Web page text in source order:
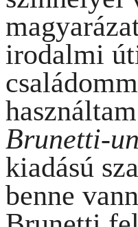
irodalmi
Brunetti-
kiadású
benne